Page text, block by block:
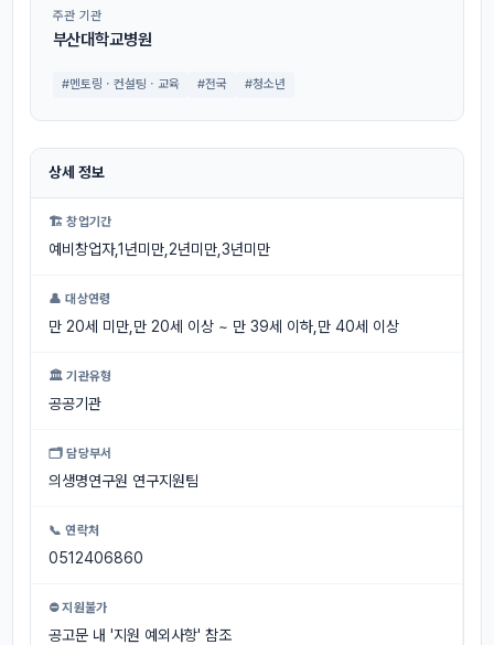
주관 기관
부산대학교병원
#멘토링ㆍ컨설팅ㆍ교육 #전국 #청소년
상세 정보
🏗 창업기간
예비창업자,1년미만,2년미만,3년미만
👤 대상연령
만 20세 미만,만 20세 이상 ~ 만 39세 이하,만 40세 이상
🏛 기관유형
공공기관
🗂 담당부서
의생명연구원 연구지원팀
📞 연락처
0512406860
⛔ 지원불가
공고문 내 '지원 예외사항' 참조